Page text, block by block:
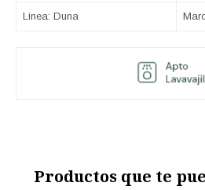
Linea: Duna
Productos que te